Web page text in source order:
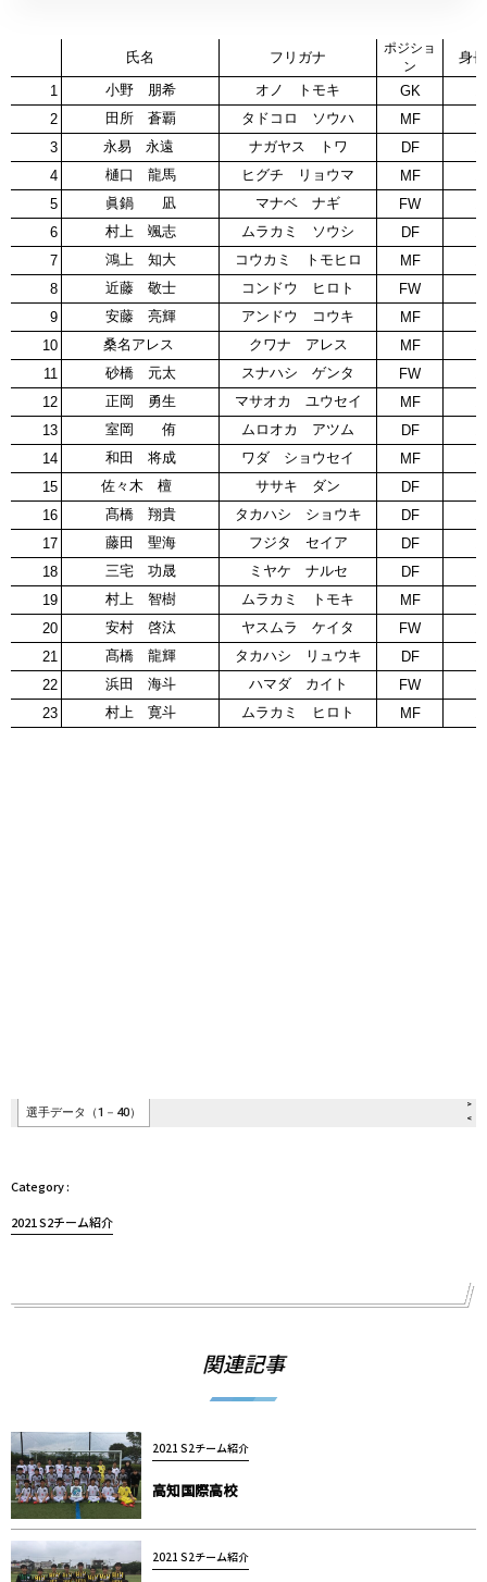
2021 S2チーム紹介
関連記事
2021 S2チーム紹介
高知国際高校
2021 S2チーム紹介